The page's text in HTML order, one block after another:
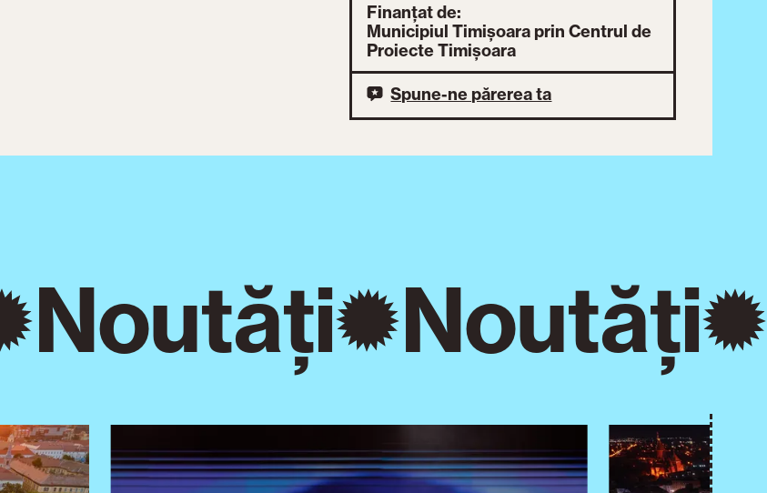
Finanțat de:
Municipiul Timișoara prin Centrul de
Proiecte Timișoara
Spune-ne părerea ta
Noutăți Noutăți